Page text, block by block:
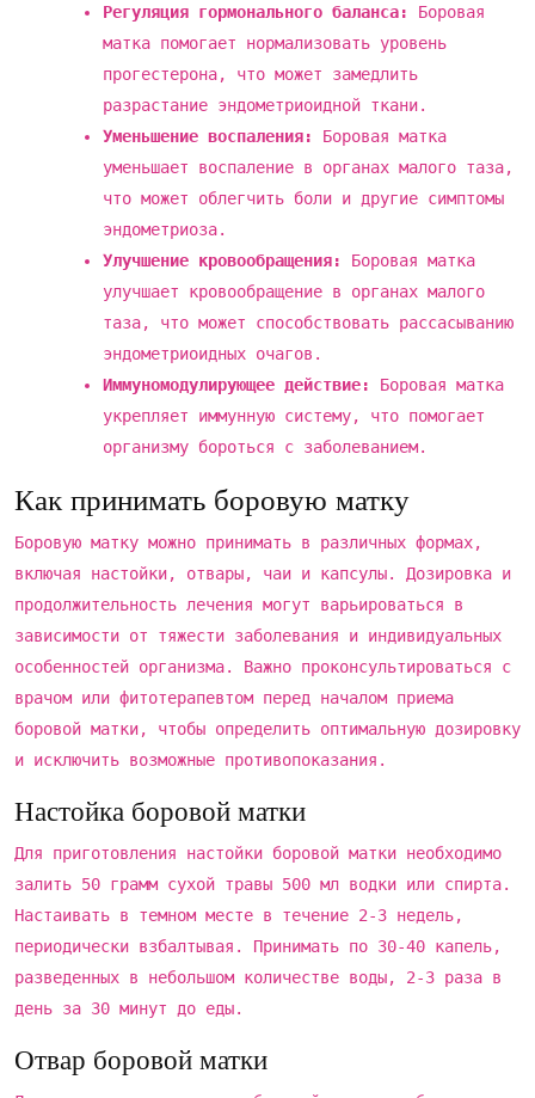
Регуляция гормонального баланса:
Боровая
матка помогает нормализовать уровень
прогестерона, что может замедлить
разрастание эндометриоидной ткани.
Уменьшение воспаления:
Боровая матка
уменьшает воспаление в органах малого таза,
что может облегчить боли и другие симптомы
эндометриоза.
Улучшение кровообращения:
Боровая матка
улучшает кровообращение в органах малого
таза, что может способствовать рассасыванию
эндометриоидных очагов.
Иммуномодулирующее действие:
Боровая матка
укрепляет иммунную систему, что помогает
организму бороться с заболеванием.
Как принимать боровую матку
Боровую матку можно принимать в различных формах,
включая настойки, отвары, чаи и капсулы. Дозировка и
продолжительность лечения могут варьироваться в
зависимости от тяжести заболевания и индивидуальных
особенностей организма. Важно проконсультироваться с
врачом или фитотерапевтом перед началом приема
боровой матки, чтобы определить оптимальную дозировку
и исключить возможные противопоказания.
Настойка боровой матки
Для приготовления настойки боровой матки необходимо
залить 50 грамм сухой травы 500 мл водки или спирта.
Настаивать в темном месте в течение 2-3 недель,
периодически взбалтывая. Принимать по 30-40 капель,
разведенных в небольшом количестве воды, 2-3 раза в
день за 30 минут до еды.
Отвар боровой матки